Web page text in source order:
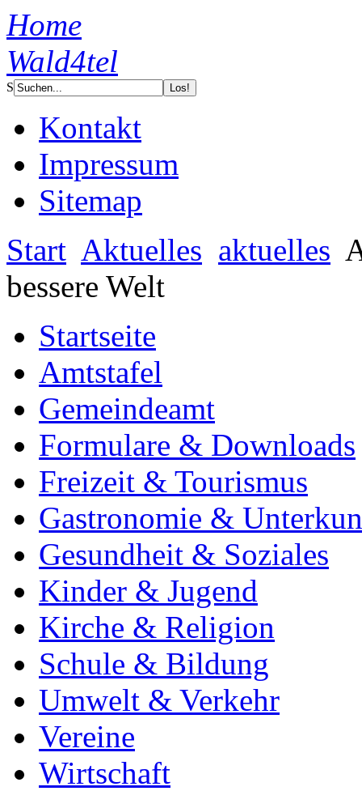
Home
Wald4tel
S
Kontakt
Impressum
Sitemap
Start Aktuelles aktuelles
bessere Welt
Startseite
Amtstafel
Gemeindeamt
Formulare & Downloads
Freizeit & Tourismus
Gastronomie &
Gesundheit & Soziales
Kinder & Jugend
Kirche & Religion
Schule & Bildung
Umwelt & Verkehr
Vereine
Wirtschaft